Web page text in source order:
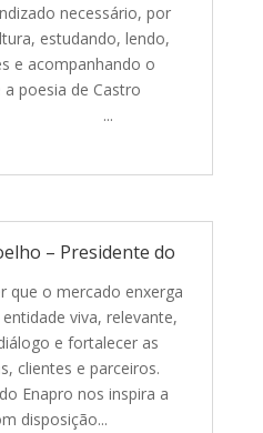
necessário, por
estudando, lendo,
e acompanhando o
poesia de Castro
...
– Presidente do
que o mercado enxerga
viva, relevante,
e fortalecer as
clientes e parceiros.
Enapro nos inspira a
disposição...